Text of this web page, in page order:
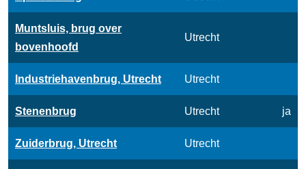
Muntsluis, brug over
bovenhoofd
Utrecht
Industriehavenbrug, Utrecht Utrecht
Stenenbrug Utrecht ja
Zuiderbrug, Utrecht Utrecht